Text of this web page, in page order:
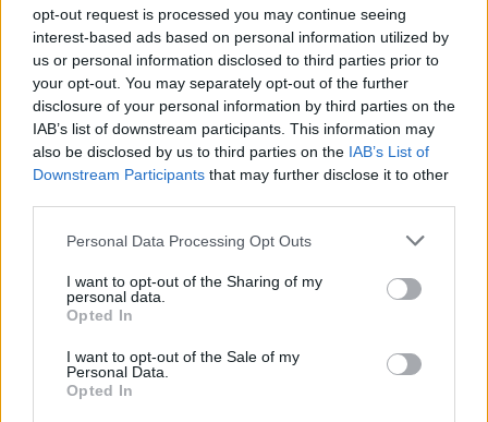
opt-out request is processed you may continue seeing
interest-based ads based on personal information utilized by
us or personal information disclosed to third parties prior to
your opt-out. You may separately opt-out of the further
disclosure of your personal information by third parties on the
IAB’s list of downstream participants. This information may
also be disclosed by us to third parties on the IAB’s List of
Downstream Participants that may further disclose it to other
Personal Data Processing Opt Outs
I want to opt-out of the Sharing of my
personal data.
Opted In
I want to opt-out of the Sale of my
Personal Data.
Opted In
kovojo su griežtosios linijos komunistais,
mėginusiais sužlugdyti M.Gorbačiovo
paskelbtos pertvarkos reformas. Jis
atsistatydino likus metams iki Sovietų
Sąjungos subyrėjimo, bet trumpam grįžo į
gęstančios režimo mėnesiais.
Apkaltino rinkimų rezultatų suklastojimu
Jo gimtąją Gruziją tuo metu buvo apėmę
neramumai.